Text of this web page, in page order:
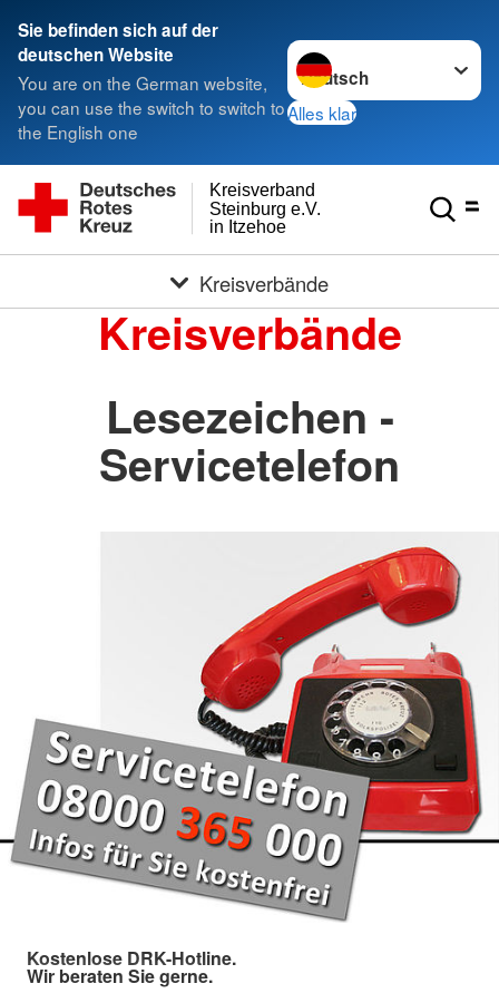
Sie befinden sich auf der
deutschen Website
You are on the German website,
you can use the switch to switch to
the English one
Sprache wechseln zu
Alles klar
in Itzehoe
Steinburg e.V.
Kreisverband
Kreisverbände
Kreisverbände
Lesezeichen -
Servicetelefon
Kostenlose DRK-Hotline.
Wir beraten Sie gerne.